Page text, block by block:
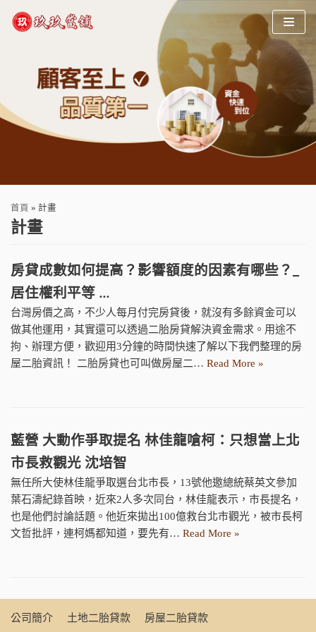
content
首頁 » 計畫
計畫
房貸成數如何提高？影響額度的因素有哪些？_
居住權利平等 …
台灣房價之高，不少人每月付完房貸後，就沒有多餘資金可以
做其他運用，其實還可以透過二胎房貸解決資金需求。用途不
拘、辦理方便，歡迎用3分鐘的時間快速了解以下我們整理的房
屋二胎資訊！ 二胎房貸也可叫做房屋二… Read More »
藍營 大動作爭取提名 林佳龍嗆柯：只想當上北
市長救觀光 沈培智
無任所大使林佳龍爭取選台北市長，13號他邀總統蔡英文參加
葉石濤紀錄首映，近來2人多次同台，林佳龍表示，市長提名，
也是他們討論話題。他近來拋出100億救台北市觀光，被市長柯
文哲批評，連柯媽都知道，要先有… Read More »
公司簡介 土地二胎貸款 房屋二胎貸款